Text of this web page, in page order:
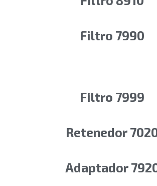
Filtro 7990
Filtro 7999
Retenedor
Adaptador